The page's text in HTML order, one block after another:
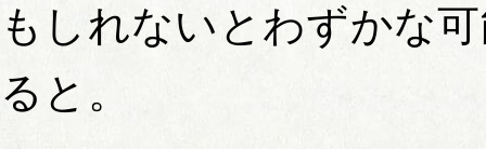
もしれないとわずかな
ると。